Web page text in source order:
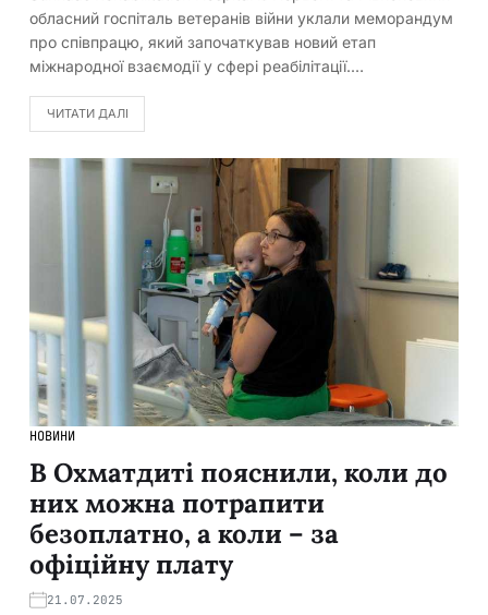
обласний госпіталь ветеранів війни уклали меморандум
про співпрацю, який започаткував новий етап
міжнародної взаємодії у сфері реабілітації.…
ЧИТАТИ ДАЛІ
НОВИНИ
В Охматдиті пояснили, коли до
них можна потрапити
безоплатно, а коли – за
офіційну плату
21.07.2025